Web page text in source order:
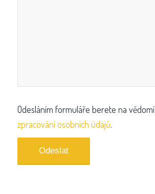
Odesláním formuláře berete na vědomí
zpracování osobních údajů.